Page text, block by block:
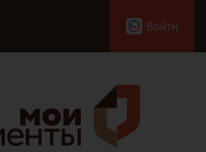
Войти